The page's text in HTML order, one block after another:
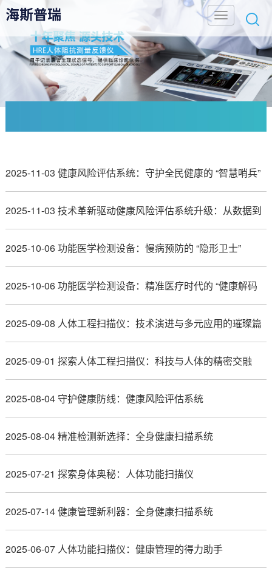
2025-11-03 健康风险评估系统：守护全民健康的 “智慧哨兵”
2025-11-03 技术革新驱动健康风险评估系统升级：从数据到
决策的跨越
2025-10-06 功能医学检测设备：慢病预防的 “隐形卫士”
2025-10-06 功能医学检测设备：精准医疗时代的 “健康解码
者”
2025-09-08 人体工程扫描仪：技术演进与多元应用的璀璨篇
章
2025-09-01 探索人体工程扫描仪：科技与人体的精密交融
2025-08-04 守护健康防线：健康风险评估系统
2025-08-04 精准检测新选择：全身健康扫描系统
2025-07-21 探索身体奥秘：人体功能扫描仪
2025-07-14 健康管理新利器：全身健康扫描系统
2025-06-07 人体功能扫描仪：健康管理的得力助手